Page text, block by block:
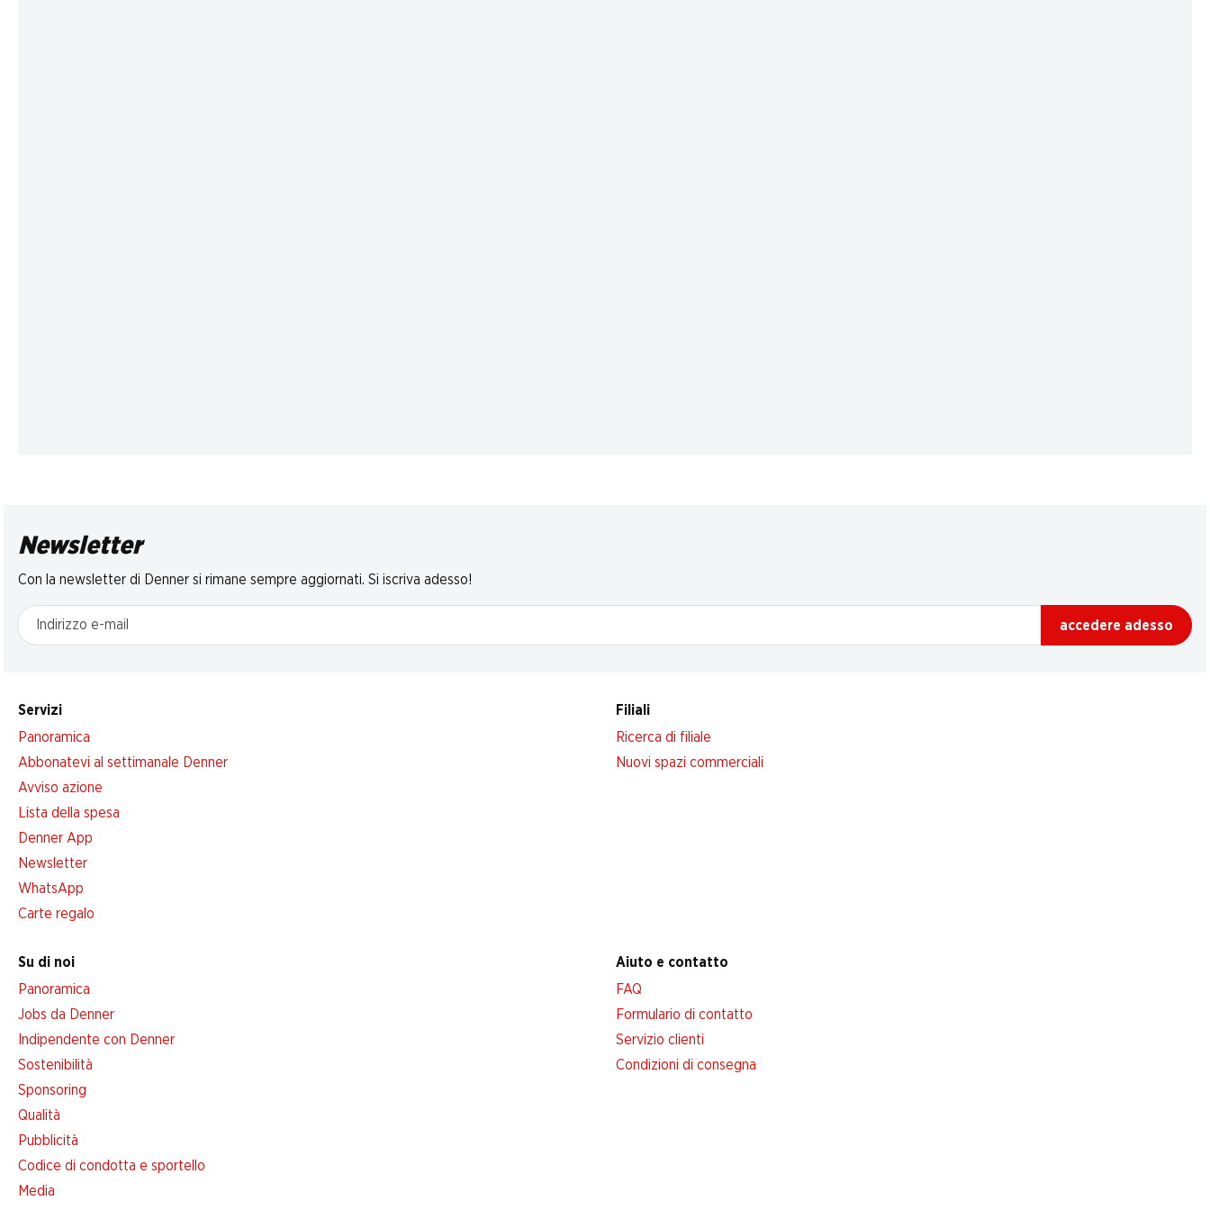
Newsletter
Con la newsletter di Denner si rimane sempre aggiornati. Si iscriva adesso!
Indirizzo e-mail
accedere adesso
Servizi
Panoramica
Abbonatevi al settimanale Denner
Avviso azione
Lista della spesa
Denner App
Newsletter
WhatsApp
Carte regalo
Filiali
Ricerca di filiale
Nuovi spazi commerciali
Su di noi
Panoramica
Jobs da Denner
Indipendente con Denner
Sostenibilità
Sponsoring
Qualità
Pubblicità
Codice di condotta e sportello
Media
Aiuto e contatto
FAQ
Formulario di contatto
Servizio clienti
Condizioni di consegna